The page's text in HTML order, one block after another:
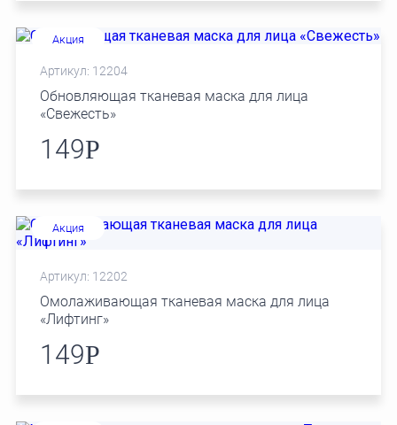
Акция
Артикул: 12204
Обновляющая тканевая маска для лица
«Свежесть»
149Р
Акция
Артикул: 12202
Омолаживающая тканевая маска для лица
«Лифтинг»
149Р